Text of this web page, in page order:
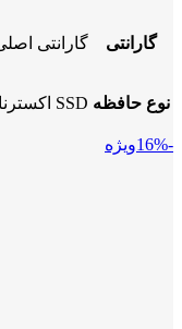
گارانتی گارانتی
نوع حافظه SSD اکسترنال
-16% ویژه